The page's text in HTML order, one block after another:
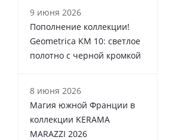
9 июня 2026
Пополнение коллекции!
Geometrica KM 10: светлое
полотно с черной кромкой
8 июня 2026
Магия южной Франции в
коллекции KERAMA
MARAZZI 2026